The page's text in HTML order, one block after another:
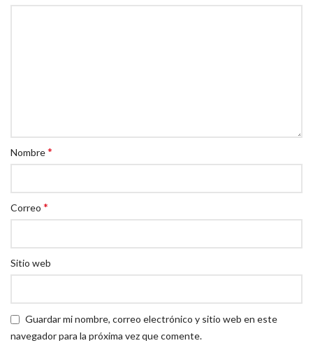
Nombre*
Correo *
Sitio web
Guardar mi nombre, correo electrónico y sitio web en este
navegador para la próxima vez que comente.